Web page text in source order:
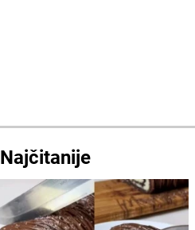
Najčitanije